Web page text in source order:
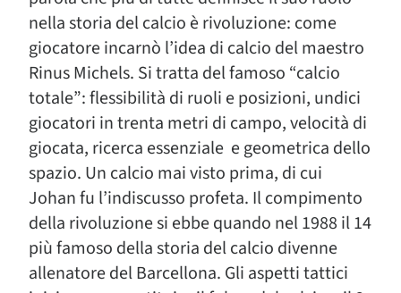
nella storia del calcio è rivoluzione: come
giocatore incarnò l’idea di calcio del maestro
Rinus Michels. Si tratta del famoso “calcio
totale”: flessibilità di ruoli e posizioni, undici
giocatori in trenta metri di campo, velocità di
giocata, ricerca essenziale e geometrica dello
spazio. Un calcio mai visto prima, di cui
Johan fu l’indiscusso profeta. Il compimento
della rivoluzione si ebbe quando nel 1988 il 14
più famoso della storia del calcio divenne
allenatore del Barcellona. Gli aspetti tattici